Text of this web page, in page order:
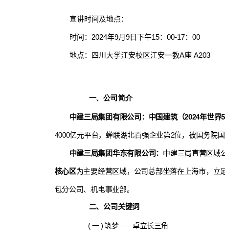
宣讲时间及地点：
时间：2024年9月9日下午15：00-17：00
地点：四川大学江安校区江安一教A座 A203
一、公司简介
中建三局集团有限公司：中国建筑（2024年世界
4000亿元平台，蝉联湖北百强企业第2位，被国务院
中建三局集团华东有限公司： 中建三局直营区域
核心区为主要经营区域，公司总部坐落在上海市，
包分公司、机电事业部。
二、公司关键词
( 一 ) 筑梦——卓立长三角